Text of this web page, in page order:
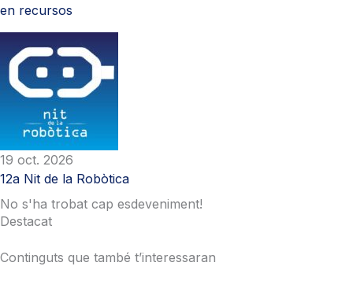
en recursos
19 oct. 2026
12a Nit de la Robòtica
No s'ha trobat cap esdeveniment!
Destacat
Continguts que també t’interessaran